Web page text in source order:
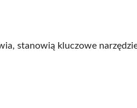
stanowią kluczowe